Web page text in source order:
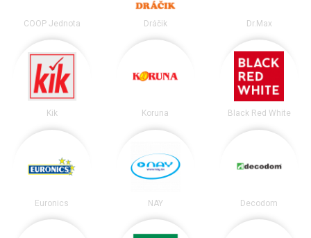
COOP Jednota Dráčik Dr.Max
Kik Koruna Black Red White
Euronics NAY Decodom